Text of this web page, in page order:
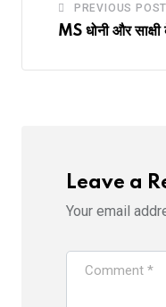
PREVIOUS POST
MS धोनी और
Leave a
Your email